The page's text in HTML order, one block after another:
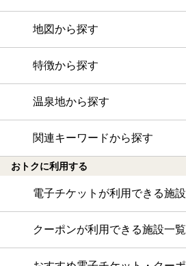
地図から探す
特徴から探す
温泉地から探す
関連キーワードから探す
おトクに利用する
電子チケットが利用できる施
クーポンが利用できる施設一覧